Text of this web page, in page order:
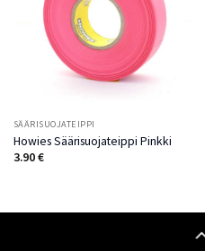
Add to
Wishlist
SÄÄRISUOJATEIPPI
Howies Säärisuojateippi Pinkki
3.90€